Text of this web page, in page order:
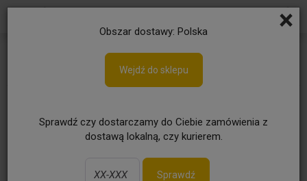
×
Obszar dostawy: Polska
Wejdź do sklepu
Sprawdź czy dostarczamy do Ciebie zamówienia z
dostawą lokalną, czy kurierem.
Sprawdź
Bruschetta, tortilla, taco Chipsy ziemniaczane
Chrupki kukurydziane Chipsy roślinne